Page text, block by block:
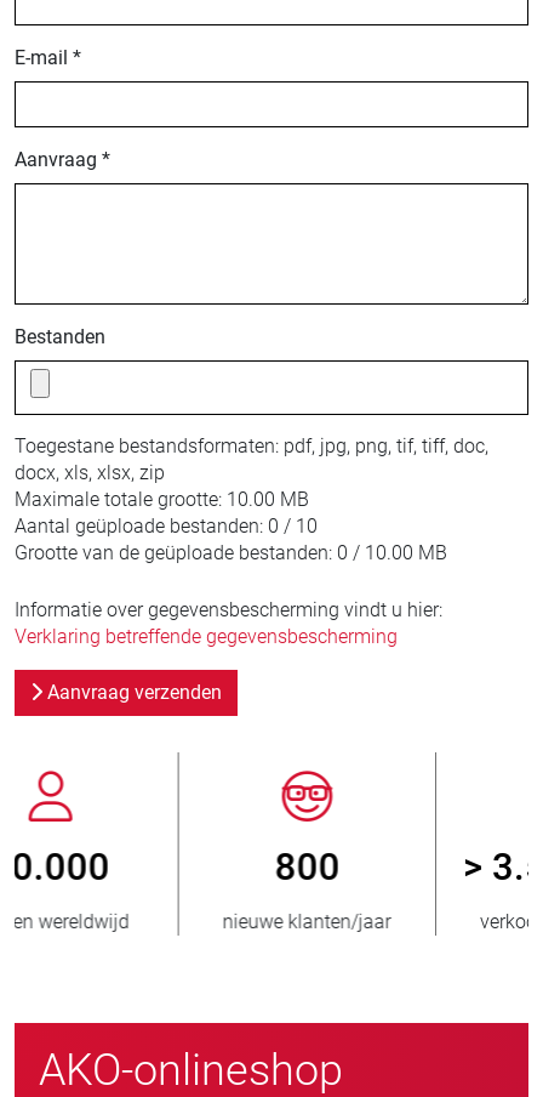
E-mail *
Aanvraag *
Bestanden
Toegestane bestandsformaten: pdf, jpg, png, tif, tiff, doc,
docx, xls, xlsx, zip
Maximale totale grootte: 10.00 MB
Aantal geüploade bestanden: 0 / 10
Grootte van de geüploade bestanden: 0 / 10.00 MB
Informatie over gegevensbescherming vindt u hier:
Verklaring betreffende gegevensbescherming
Aanvraag verzenden
nieuwe klanten/jaar
> 3.500.000
verkochte eenheden
AKO-onlineshop